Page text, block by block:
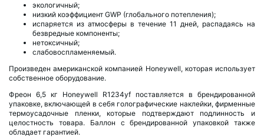
экологичный;
низкий коэффициент GWP (глобального потепления);
испаряется из атмосферы в течение 11 дней, распадаясь на
безвредные компоненты;
нетоксичный;
слабовоспламеняемый.
Произведен американской компанией Honeywell, которая использует
собственное оборудование.
Фреон 6,5 кг Honeywell R1234yf поставляется в брендированной
упаковке, включающей в себя голографические наклейки, фирменные
термоусадочные пленки, которые подтверждают подлинность и
целостность товара. Баллон с брендированной упаковкой также
обладает гарантией.